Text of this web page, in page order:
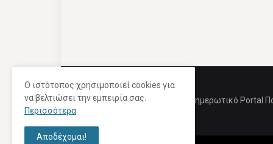
Ενημερωτικό Portal
Ο ιστότοπος χρησιμοποιεί cookies για
να βελτιώσει την εμπειρία σας.
Περισσότερα
Αποδέχομαι!